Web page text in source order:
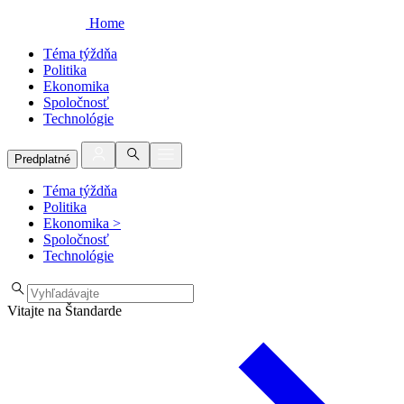
Home
Téma týždňa
Politika
Ekonomika
Spoločnosť
Technológie
Predplatné
Téma týždňa
Politika
Ekonomika >
Spoločnosť
Technológie
Vitajte na Štandarde